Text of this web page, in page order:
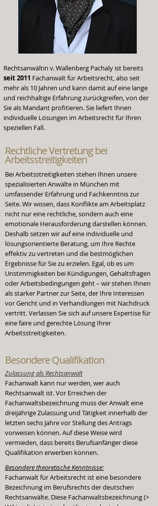
Rechtsanwältin v. Wallenberg Pachaly ist bereits
seit 2011 Fachanwalt für Arbeitsrecht, also seit
mehr als 10 Jahren und kann damit auf eine lange
und reichhaltige Erfahrung zurückgreifen, von der
Sie als Mandant profitieren. Sie liefert Ihnen
individuelle Lösungen im Arbeitsrecht für Ihren
speziellen Fall.
Rechtliche Vertretungbei
Arbeitsstreitigkeiten
Bei Arbeitsstreitigkeiten stehen Ihnen unsere
spezialisierten Anwälte in München mit
umfassender Erfahrung und Fachkenntnis zur
Seite. Wir wissen, dass Konflikte am Arbeitsplatz
nicht nur eine rechtliche, sondern auch eine
emotionale Herausforderung darstellen können.
Deshalb setzen wir auf eine individuelle und
lösungsorientierte Beratung, um Ihre Rechte
effektiv zu vertreten und die bestmöglichen
Ergebnisse für Sie zu erzielen. Egal, ob es um
Unstimmigkeiten bei Kündigungen, Gehaltsfragen
oder Arbeitsbedingungen geht – wir stehen Ihnen
als starker Partner zur Seite, der Ihre Interessen
vor Gericht und in Verhandlungen mit Nachdruck
vertritt. Verlassen Sie sich auf unsere Expertise für
eine faire und gerechte Lösung Ihrer
Arbeitsstreitigkeiten.
BesondereQualifikation
Zulassung als Rechtsanwalt
Fachanwalt kann nur werden, wer auch
Rechtsanwalt ist. Vor Erreichen der
Fachanwaltsbezeichnung muss der Anwalt eine
dreijährige Zulassung und Tätigkeit innerhalb der
letzten sechs Jahre vor Stellung des Antrags
vorweisen können. Auf diese Weise wird
vermieden, dass bereits Berufsanfänger diese
Qualifikation erwerben können.
Besondere theoretische Kenntnisse:
Fachanwalt für Arbeitsrecht ist eine besondere
Bezeichnung im Berufsrechts der deutschen
Rechtsanwälte. Diese Fachanwaltsbezeichnung (>